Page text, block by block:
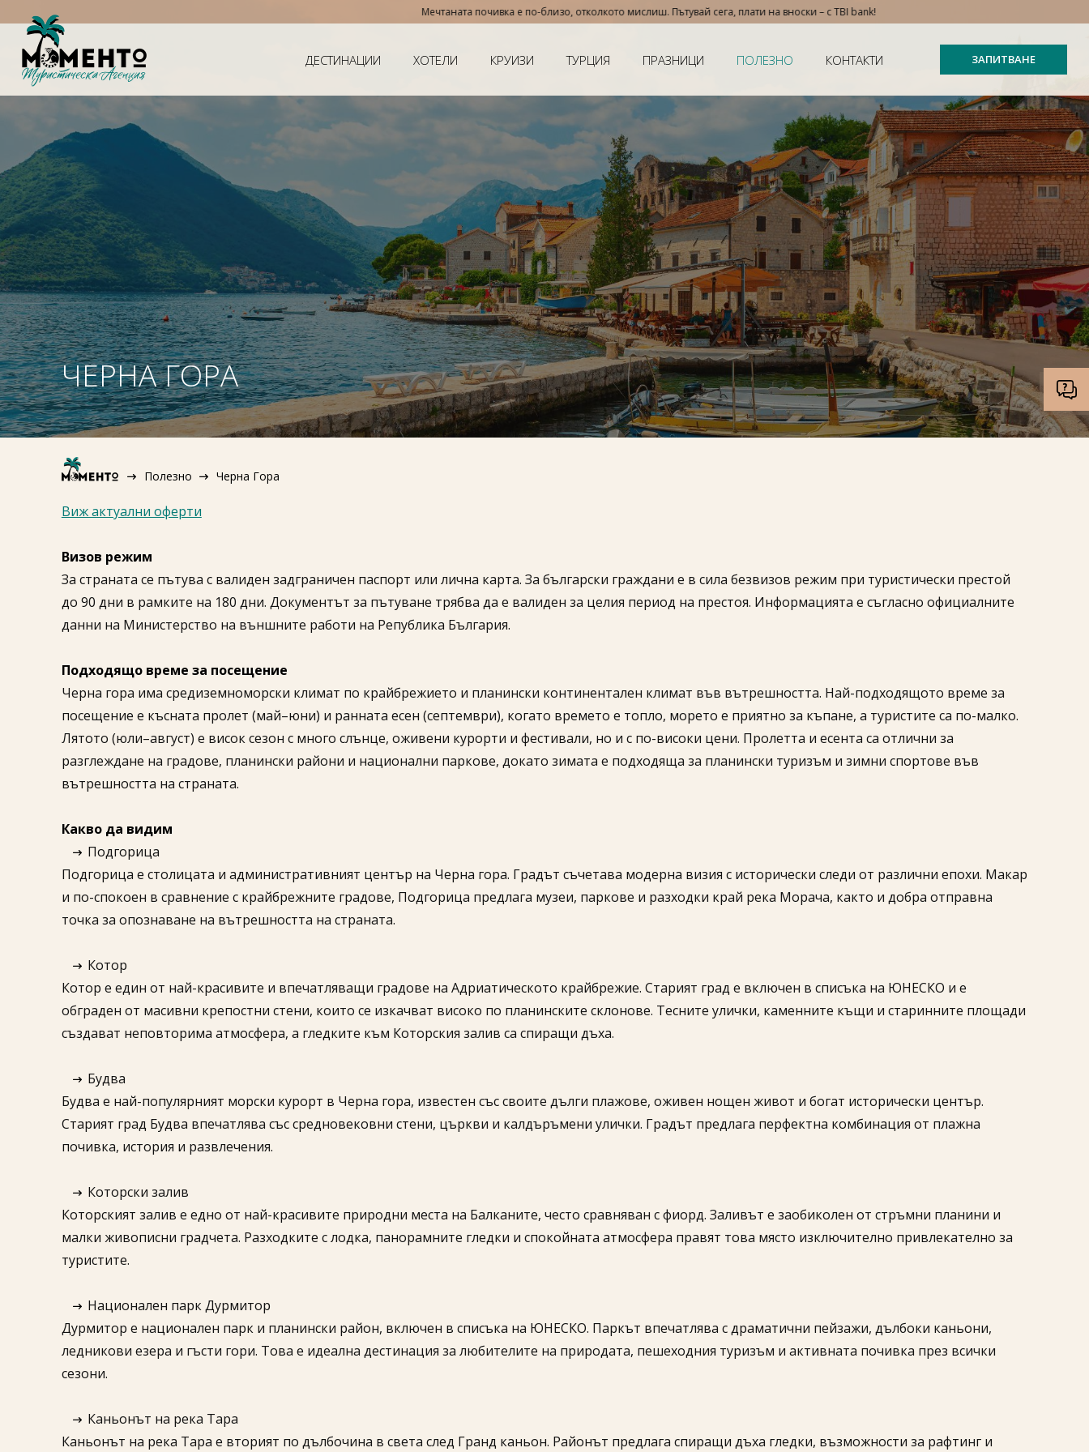
Мечтаната почивка е по-близо, отколкото мислиш. Пътувай сега, плати на вноски – с TBI bank!
ДЕСТИНАЦИИ ХОТЕЛИ КРУИЗИ ТУРЦИЯ ПРАЗНИЦИ ПОЛЕЗНО КОНТАКТИ ЗАПИТВАНЕ
ЧЕРНА ГОРА
Полезно Черна Гора
Виж актуални оферти
Визов режим
За страната се пътува с валиден задграничен паспорт или лична карта. За български граждани е в сила безвизов режим при туристически престой
до 90 дни в рамките на 180 дни. Документът за пътуване трябва да е валиден за целия период на престоя. Информацията е съгласно официалните
данни на Министерство на външните работи на Република България.
Подходящо време за посещение
Черна гора има средиземноморски климат по крайбрежието и планински континентален климат във вътрешността. Най-подходящото време за
посещение е късната пролет (май–юни) и ранната есен (септември), когато времето е топло, морето е приятно за къпане, а туристите са по-малко.
Лятото (юли–август) е висок сезон с много слънце, оживени курорти и фестивали, но и с по-високи цени. Пролетта и есента са отлични за
разглеждане на градове, планински райони и национални паркове, докато зимата е подходяща за планински туризъм и зимни спортове във
вътрешността на страната.
Какво да видим
Подгорица
Подгорица е столицата и административният център на Черна гора. Градът съчетава модерна визия с исторически следи от различни епохи. Макар
и по-спокоен в сравнение с крайбрежните градове, Подгорица предлага музеи, паркове и разходки край река Морача, както и добра отправна
точка за опознаване на вътрешността на страната.
Котор
Котор е един от най-красивите и впечатляващи градове на Адриатическото крайбрежие. Старият град е включен в списъка на ЮНЕСКО и е
обграден от масивни крепостни стени, които се изкачват високо по планинските склонове. Тесните улички, каменните къщи и старинните площади
създават неповторима атмосфера, а гледките към Которския залив са спиращи дъха.
Будва
Будва е най-популярният морски курорт в Черна гора, известен със своите дълги плажове, оживен нощен живот и богат исторически център.
Старият град Будва впечатлява със средновековни стени, църкви и калдъръмени улички. Градът предлага перфектна комбинация от плажна
почивка, история и развлечения.
Которски залив
Которският залив е едно от най-красивите природни места на Балканите, често сравняван с фиорд. Заливът е заобиколен от стръмни планини и
малки живописни градчета. Разходките с лодка, панорамните гледки и спокойната атмосфера правят това място изключително привлекателно за
туристите.
Национален парк Дурмитор
Дурмитор е национален парк и планински район, включен в списъка на ЮНЕСКО. Паркът впечатлява с драматични пейзажи, дълбоки каньони,
ледникови езера и гъсти гори. Това е идеална дестинация за любителите на природата, пешеходния туризъм и активната почивка през всички
сезони.
Каньонът на река Тара
Каньонът на река Тара е вторият по дълбочина в света след Гранд каньон. Районът предлага спиращи дъха гледки, възможности за рафтинг и